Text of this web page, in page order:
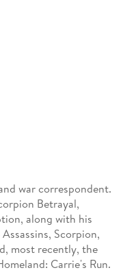
war correspondent.
Betrayal,
along with his
Scorpion,
most recently, the
Carrie's Run.